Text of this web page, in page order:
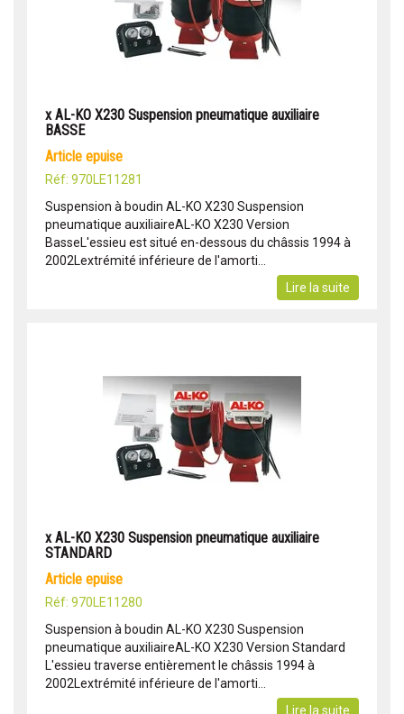
x AL-KO X230 Suspension pneumatique auxiliaire
BASSE
article epuise
Réf: 970LE11281
Suspension à boudin AL-KO X230 Suspension
pneumatique auxiliaireAL-KO X230 Version
BasseL'essieu est situé en-dessous du châssis 1994 à
2002Lextrémité inférieure de l'amorti...
Lire la suite
x AL-KO X230 Suspension pneumatique auxiliaire
STANDARD
article epuise
Réf: 970LE11280
Suspension à boudin AL-KO X230 Suspension
pneumatique auxiliaireAL-KO X230 Version Standard
L'essieu traverse entièrement le châssis 1994 à
2002Lextrémité inférieure de l'amorti...
Lire la suite